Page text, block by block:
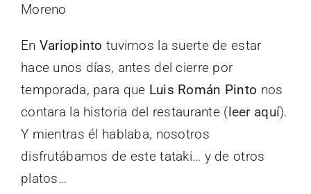
Moreno
En Variopinto tuvimos la suerte de estar
hace unos días, antes del cierre por
temporada, para que Luis Román Pinto nos
contara la historia del restaurante (leer aquí).
Y mientras él hablaba, nosotros
disfrutábamos de este tataki… y de otros
platos…